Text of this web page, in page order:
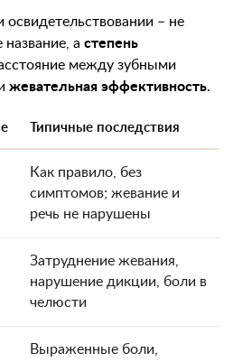
– не
а степень
между зубными
жевательная эффективность.
Типичные последствия
Как правило, без
симптомов; жевание и
речь не нарушены
Затруднение жевания,
нарушение дикции, боли в
челюсти
Выраженные боли,